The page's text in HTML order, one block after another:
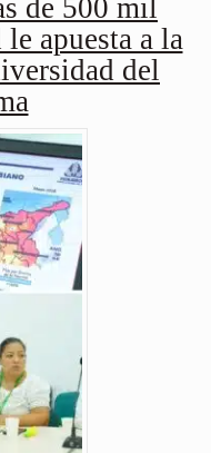
de 500 mil
apuesta a la
del